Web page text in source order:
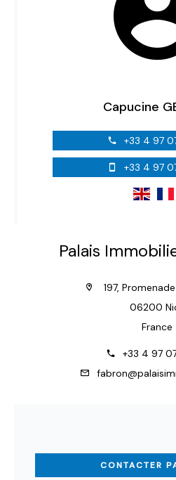
Capucine
+33 4 97
+33 4 97
Palais
197,
06200
France
+33 4 97
CONTACTER